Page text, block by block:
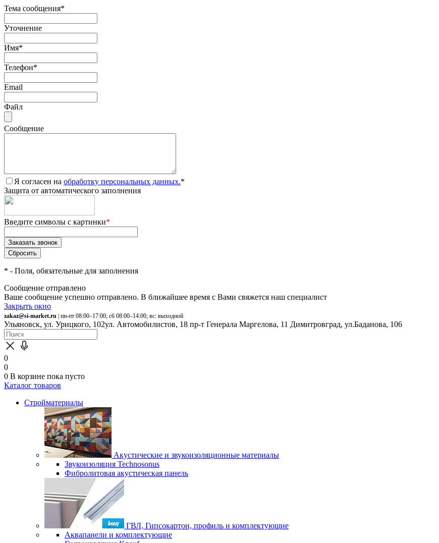
Тема сообщения*
Уточнение
Имя*
Телефон*
Email
Файл
Сообщение
Я согласен на обработку персональных данных.*
Защита от автоматического заполнения
Введите символы с картинки*
* - Поля, обязательные для заполнения
Сообщение отправлено
Ваше сообщение успешно отправлено. В ближайшее время с Вами свяжется наш специалист
Закрыть окно
zakaz@si-market.ru | пн-пт 08:00–17:00; сб 08:00–14:00; вс: выходной
Ульяновск, ул. Урицкого, 102ул. Автомобилистов, 18 пр-т Генерала Маргелова, 11 Димитровград, ул.Баданова, 106
0
0
0 В корзине пока пусто
Каталог товаров
Стройматериалы
Акустические и звукоизоляционные материалы
Звукоизоляция Technosonus
Фибролитовая акустическая панель
ГВЛ, Гипсокартон, профиль и комплектующие
Аквапанели и комплектующие